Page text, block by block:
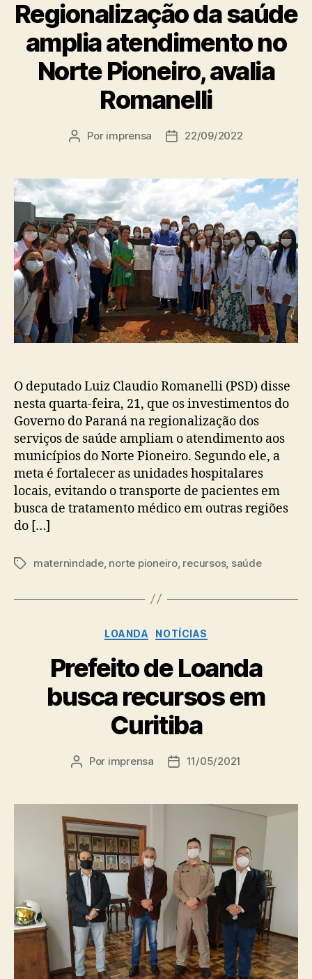
Regionalização da saúde
amplia atendimento no
Norte Pioneiro, avalia
Romanelli
Autor
Por imprensa
Data22/09/2022
O deputado Luiz Claudio Romanelli (PSD) disse
nesta quarta-feira, 21, que os investimentos do
Governo do Paraná na regionalização dos
serviços de saúde ampliam o atendimento aos
municípios do Norte Pioneiro. Segundo ele, a
meta é fortalecer as unidades hospitalares
locais, evitando o transporte de pacientes em
busca de tratamento médico em outras regiões
do […]
Tagsmaternindade, norte pioneiro, recursos, saúde
Categorias
LOANDA NOTÍCIAS
Prefeito de Loanda
busca recursos em
Curitiba
Autor
Por imprensa
Data11/05/2021